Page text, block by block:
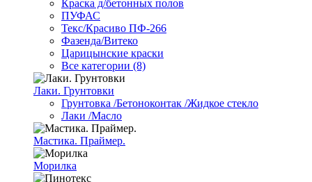
Краска д/бетонных полов
ПУФАС
Текс/Красиво ПФ-266
Фазенда/Витеко
Царицынские краски
Все категории (8)
Лаки. Грунтовки
Грунтовка /Бетоноконтак /Жидкое стекло
Лаки /Масло
Мастика. Праймер.
Морилка